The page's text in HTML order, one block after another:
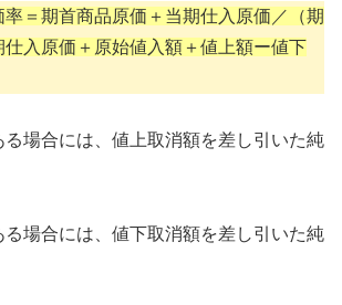
＝期首商品原価＋当期仕入原価／（期
入原価＋原始値入額＋値上額ー値下
場合には、値上取消額を差し引いた純
場合には、値下取消額を差し引いた純